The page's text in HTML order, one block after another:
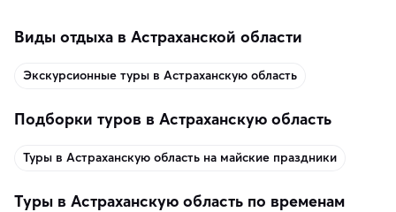
Виды отдыха в Астраханской области
Экскурсионные туры в Астраханскую область
Подборки туров в Астраханскую область
Туры в Астраханскую область на майские праздники
Туры в Астраханскую область по временам